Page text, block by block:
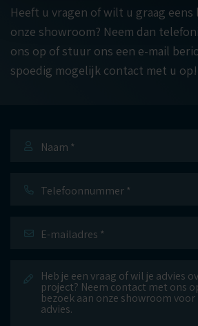
Heeft u vragen of wilt u graag eens
onze showroom? Neem dan
ons op of stuur ons een e-mail
spoedig mogelijk contact met u op!
mailadres *